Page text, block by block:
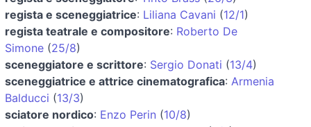
regista e sceneggiatrice: Liliana Cavani (12/1)
regista teatrale e compositore: Roberto De
Simone (25/8)
sceneggiatore e scrittore: Sergio Donati (13/4)
sceneggiatrice e attrice cinematografica: Armenia
Balducci (13/3)
sciatore nordico: Enzo Perin (10/8)